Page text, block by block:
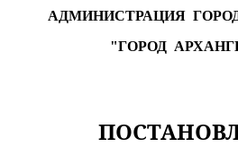
АДМИНИСТРАЦИЯ
"ГОРОД